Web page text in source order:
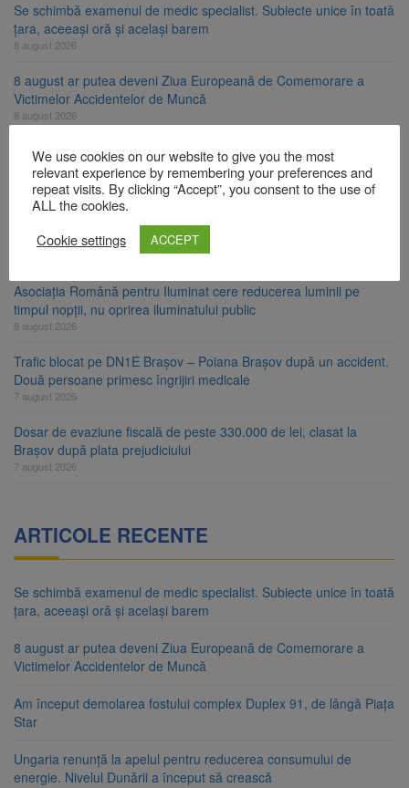
Se schimbă examenul de medic specialist. Subiecte unice în toată
țara, aceeași oră și același barem
8 august 2026
8 august ar putea deveni Ziua Europeană de Comemorare a
Victimelor Accidentelor de Muncă
8 august 2026
Am început demolarea fostului complex Duplex 91, de lângă Piața
Star
8 august 2026
Ungaria renunță la apelul pentru reducerea consumului de
energie. Nivelul Dunării a început să crească
Asociația Română pentru Iluminat cere reducerea luminii pe
timpul nopții, nu oprirea iluminatului public
8 august 2026
Trafic blocat pe DN1E Brașov – Poiana Brașov după un accident.
Două persoane primesc îngrijiri medicale
7 august 2026
Dosar de evaziune fiscală de peste 330.000 de lei, clasat la
Brașov după plata prejudiciului
7 august 2026
ARTICOLE RECENTE
Se schimbă examenul de medic specialist. Subiecte unice în toată
țara, aceeași oră și același barem
8 august ar putea deveni Ziua Europeană de Comemorare a
Victimelor Accidentelor de Muncă
Am început demolarea fostului complex Duplex 91, de lângă Piața
Star
Ungaria renunță la apelul pentru reducerea consumului de
energie. Nivelul Dunării a început să crească
We use cookies on our website to give you the most
relevant experience by remembering your preferences and
repeat visits. By clicking “Accept”, you consent to the use of
ALL the cookies.
Cookie settings
ACCEPT